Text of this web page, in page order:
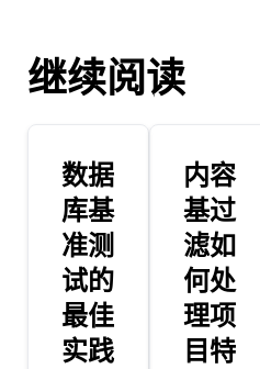
继续阅读
数据
库基
准测
试的
最佳
实践
内容
基过
滤如
何处
理项
目特